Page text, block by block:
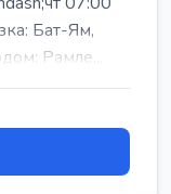
Бат-Ям,
Рамле...